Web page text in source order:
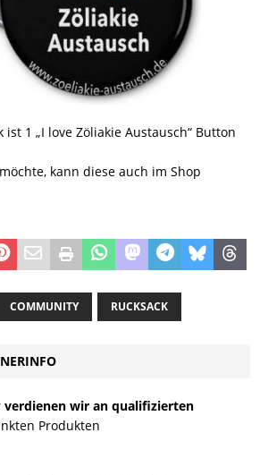
ist 1 „I love Zöliakie Austausch“ Button
kann diese auch im Shop
COMMUNITY RUCKSACK
verdienen wir an qualifizierten
Produkten